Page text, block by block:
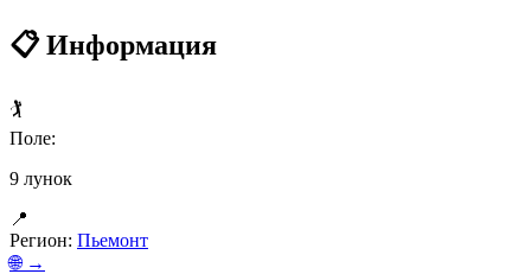
📋 Информация
🏌️
Поле:
9 лунок
📍
Регион: Пьемонт
🌐 →